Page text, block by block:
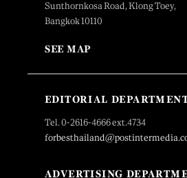
Sunthornkosa Road, Klong Toey,
Bangkok 10110
SEE MAP
EDITORIAL
Tel. 0-2616-4666 ext.4734
ADVERTISING